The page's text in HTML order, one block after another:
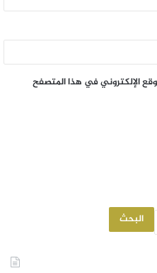
الإلكتروني في هذا المتصفح
البحث